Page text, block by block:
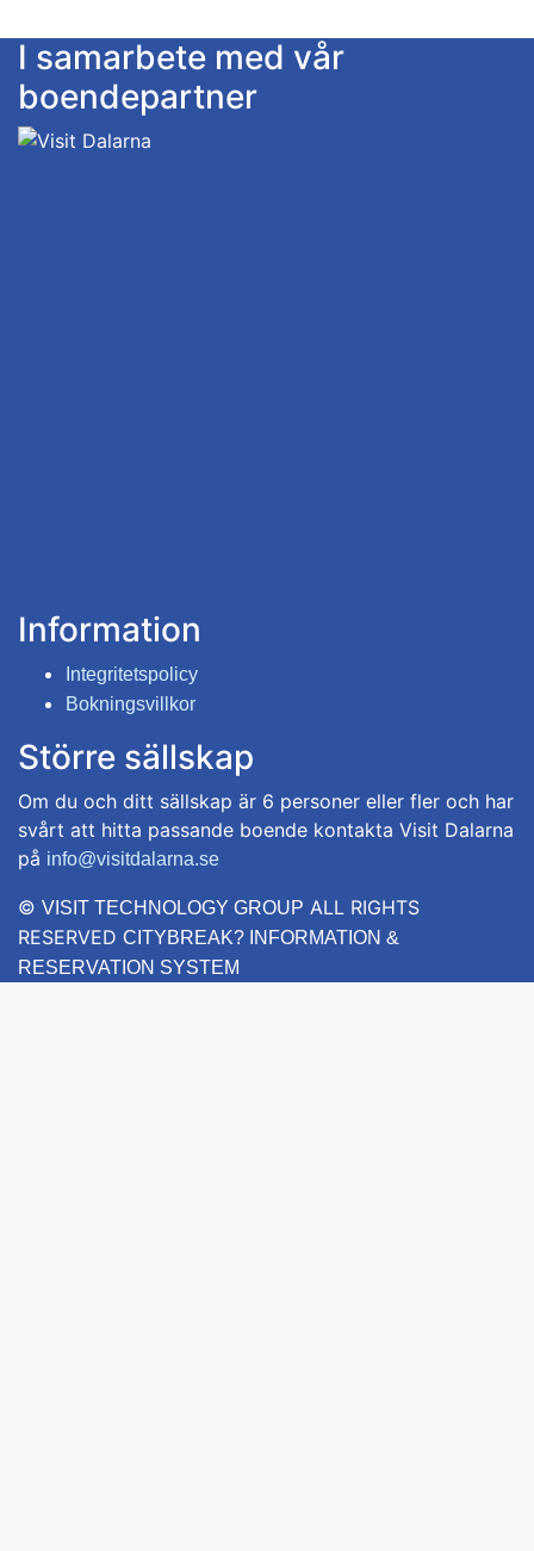
I samarbete med vår
boendepartner
Information
Integritetspolicy
Bokningsvillkor
Större sällskap
Om du och ditt sällskap är 6 personer eller fler och har
svårt att hitta passande boende kontakta Visit Dalarna
på info@visitdalarna.se
© VISIT TECHNOLOGY GROUP ALL RIGHTS
RESERVED CITYBREAK? INFORMATION &
RESERVATION SYSTEM